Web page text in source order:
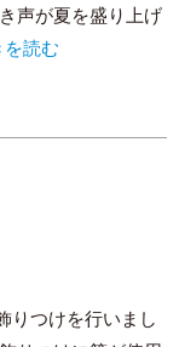
声が夏を盛り上げ
を読む
りつけを行いまし